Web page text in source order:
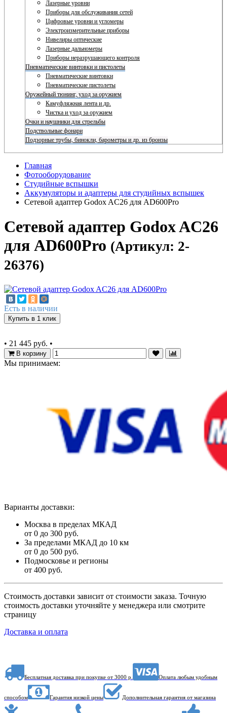
Лазерные уровни
Приборы для обслуживания сетей
Цифровые уровни и угломеры
Электроизмерительные приборы
Нивелиры оптические
Лазерные дальномеры
Приборы неразрушающего контроля
Пневматические винтовки и пистолеты
Пневматические винтовки
Пневматические пистолеты
Оружейный тюнинг, уход за оружием
Камуфляжная лента и др.
Чистка и уход за оружием
Очки и наушники для стрельбы
Подствольные фонари
Подзорные трубы, бинокли, барометры и др. из бронзы
Главная
Фотооборудование
Студийные вспышки
Аккумуляторы и адаптеры для студийных вспышек
Сетевой адаптер Godox AC26 для AD600Pro
Сетевой адаптер Godox AC26
для AD600Pro (Артикул: 2-
26376)
Есть в наличии
Купить в 1 клик
• 21 445 руб. •
В корзину
Мы принимаем:
Варианты доставки:
Москва в пределах МКАД
от 0 до 300 руб.
За пределами МКАД до 10 км
от 0 до 500 руб.
Подмосковье и регионы
от 400 руб.
Стоимость доставки зависит от стоимости заказа. Точную
стоимость доставки уточняйте у менеджера или смотрите
страницу
Доставка и оплата
Бесплатная доставка при покупке от 3000 р. Оплата любым удобным
способом Гарантия низкой цены Дополнительная гарантия от магазина